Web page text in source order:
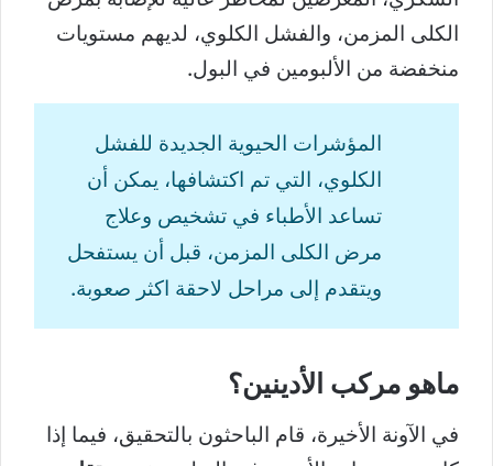
الكلى المزمن، والفشل الكلوي، لديهم مستويات
منخفضة من الألبومين في البول.
المؤشرات الحيوية الجديدة للفشل
الكلوي، التي تم اكتشافها، يمكن أن
تساعد الأطباء في تشخيص وعلاج
مرض الكلى المزمن، قبل أن يستفحل
ويتقدم إلى مراحل لاحقة اكثر صعوبة.
ماهو مركب الأدينين؟
في الآونة الأخيرة، قام الباحثون بالتحقيق، فيما إذا